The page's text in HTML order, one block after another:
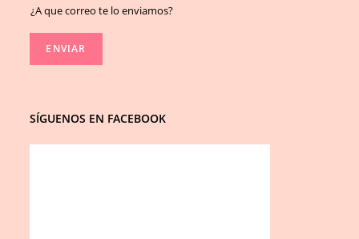
¿A que correo te lo enviamos?
ENVIAR
SÍGUENOS EN FACEBOOK